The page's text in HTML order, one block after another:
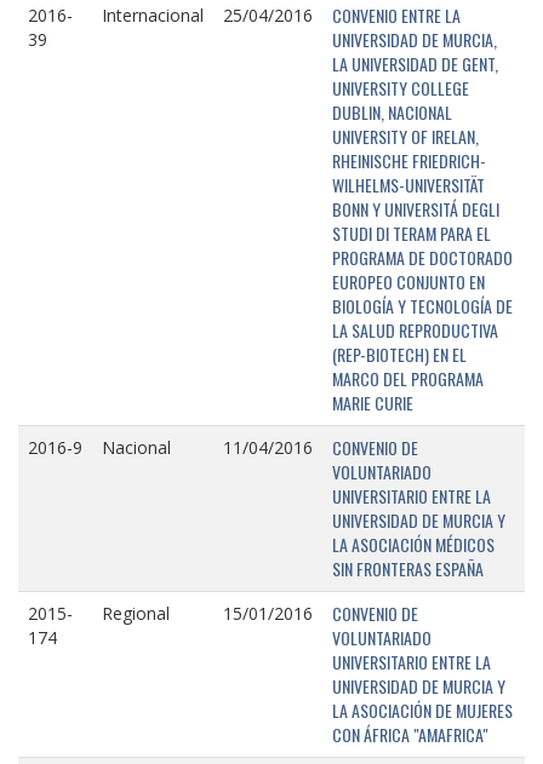
2016-
39
Internacional 25/04/2016
CONVENIO ENTRE LA
UNIVERSIDAD DE MURCIA,
LA UNIVERSIDAD DE GENT,
UNIVERSITY COLLEGE
DUBLIN, NACIONAL
UNIVERSITY OF IRELAN,
RHEINISCHE FRIEDRICH-
WILHELMS-UNIVERSITÄT
BONN Y UNIVERSITÁ DEGLI
STUDI DI TERAM PARA EL
PROGRAMA DE DOCTORADO
EUROPEO CONJUNTO EN
BIOLOGÍA Y TECNOLOGÍA DE
LA SALUD REPRODUCTIVA
(REP-BIOTECH) EN EL
MARCO DEL PROGRAMA
MARIE CURIE
2016-9 Nacional 11/04/2016
CONVENIO DE
VOLUNTARIADO
UNIVERSITARIO ENTRE LA
UNIVERSIDAD DE MURCIA Y
LA ASOCIACIÓN MÉDICOS
SIN FRONTERAS ESPAÑA
2015-
174
Regional 15/01/2016
CONVENIO DE
VOLUNTARIADO
UNIVERSITARIO ENTRE LA
UNIVERSIDAD DE MURCIA Y
LA ASOCIACIÓN DE MUJERES
CON ÁFRICA "AMAFRICA"